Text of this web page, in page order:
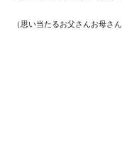
（思い当たるお父さんお母さん